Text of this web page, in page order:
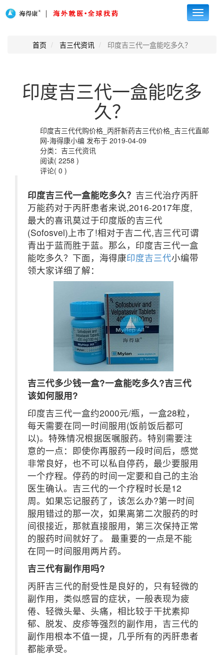
Toggle
首页 吉三代资讯 印度吉三代一盒能吃多久？
印度吉三代一盒能吃多
久？
印度吉三代代购价格_丙肝新药吉三代价格_吉三代直邮
网-海得康小编 发布于 2019-04-09
分类：吉三代资讯
阅读( 2258 )
评论( 0 )
印度吉三代一盒能吃多久？ 吉三代治疗丙肝
万能药对于丙肝患者来说,2016-2017年度,
最大的喜讯莫过于印度版的吉三代
(Sofosvel)上市了!相对于吉二代,吉三代可谓
青出于蓝而胜于蓝。那么，印度吉三代一盒
能吃多久？下面，海得康印度吉三代小编带
领大家详细了解：
吉三代多少钱一盒?一盒能吃多久?吉三代
该如何服用?
印度吉三代一盒约2000元/瓶，一盒28粒，
每天需要在同一时间服用(饭前饭后都可
以)。特殊情况根据医嘱服药。特别需要注
意的一点：即使你再服药一段时间后，感觉
非常良好，也不可以私自停药，最少要服用
一个疗程。停药的时间一定要和自己的主治
医生确认。吉三代的一个疗程时长是12
周。如果忘记服药了，该怎么办?第一时间
服用错过的那一次，如果离第二次服药的时
间很接近，那就直接服用，第三次保持正常
的服药时间就好了。 最重要的一点是不能
在同一时间服用两片药。
吉三代有副作用吗?
丙肝吉三代的耐受性是良好的，只有轻微的
副作用，类似感冒的症状，一般表现为疲
倦、轻微头晕、头痛，相比较于干扰素抑
郁、脱发、皮疹等强烈的副作用，吉三代的
副作用根本不值一提，几乎所有的丙肝患者
都能承受。